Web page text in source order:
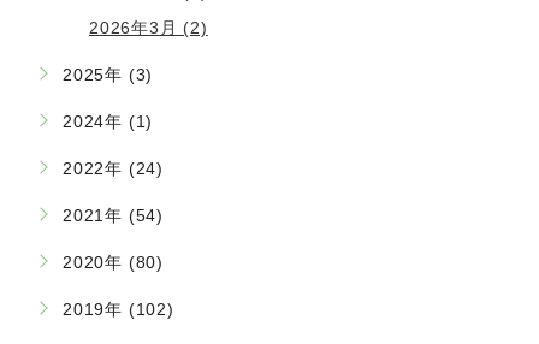
2026年3月 (2)
2025年 (3)
2024年 (1)
2022年 (24)
2021年 (54)
2020年 (80)
2019年 (102)